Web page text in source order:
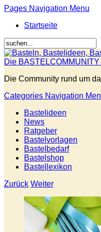
Pages Navigation Menu
Startseite
Die Community rund um
Categories Navigation
Bastelideen
News
Ratgeber
Bastelvorlagen
Bastelbedarf
Bastelshop
Bastellexikon
Zurück Weiter